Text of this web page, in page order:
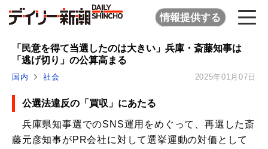
情報提供する
「民意を得て当選したのは大きい」兵庫・斎藤知事は
「逃げ切り」の公算高まる
国内 社会 2025年01月07日
公選法違反の「買収」にあたる
兵庫県知事選でのSNS運用をめぐって、再選した斎
藤元彦知事がPR会社に対して選挙運動の対価として